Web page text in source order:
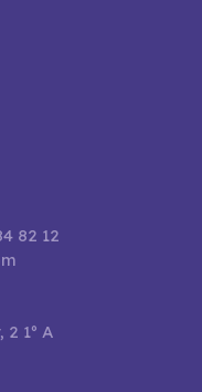
82 12
1º A